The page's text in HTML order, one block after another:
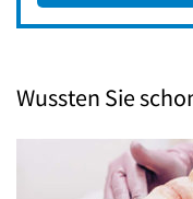
Wussten Sie